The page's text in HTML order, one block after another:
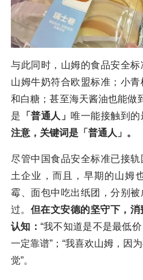
与此同时，山姆的食品安全
山姆牛奶符合欧盟标准；小
和白糖；甚至海天酱油也能做
是 「普通人」 唯一能接触到的
注意，关键词是「普通人」。
尽管中国食品安全标准已接
土企业，而且，早期的山姆
霉、面包中吃出纸团，分别
过。 但在文安德的坚守下，
认知： “我不知道是不是最低
一定靠谱”；“我喜欢山姆，因
觉”。